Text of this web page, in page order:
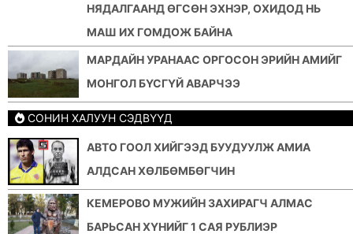
НЯДАЛГААНД ӨГСӨН ЭХНЭР, ОХИДОД НЬ
МАШ ИХ ГОМДОЖ БАЙНА
МАРДАЙН УРАНААС ОРГОСОН ЭРИЙН АМИЙГ
МОНГОЛ БҮСГҮЙ АВАРЧЭЭ
СОНИН ХАЛУУН СЭДВҮҮД
АВТО ГООЛ ХИЙГЭЭД БУУДУУЛЖ АМИА
АЛДСАН ХӨЛБӨМБӨГЧИН
КЕМЕРОВО МУЖИЙН ЗАХИРАГЧ АЛМАС
БАРЬСАН ХҮНИЙГ 1 САЯ РУБЛИЭР